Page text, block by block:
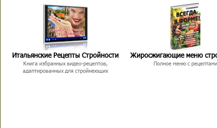
Итальянские Рецепты Стройности
Книга избранных видео-рецептов,
адаптированных для стройнеющих
Жиросжигающие меню
Полное меню с рецептами